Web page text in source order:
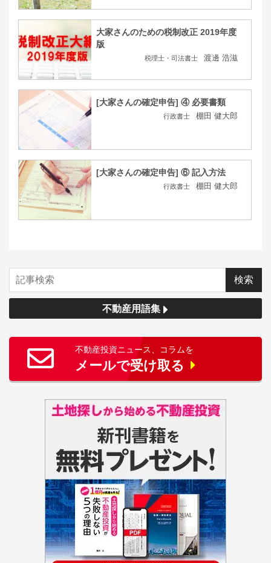
大家さんのための税制改正 2019年度
版
税理士・司法書士 渡邊 浩滋
[大家さんの確定申告] ④ 必要書類
行政書士 棚田 健大郎
[大家さんの確定申告] ⑥ 記入方法
行政書士 棚田 健大郎
不動産用語集
不動産投資ニュース、コラムを
メールで受け取る